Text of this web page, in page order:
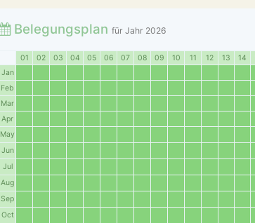
Belegungsplan für Jahr 2026
01 02 03 04 05 06 07 08 09 10 11 12 13 14
Jan
Feb
Mar
Apr
May
Jun
Jul
Aug
Sep
Oct